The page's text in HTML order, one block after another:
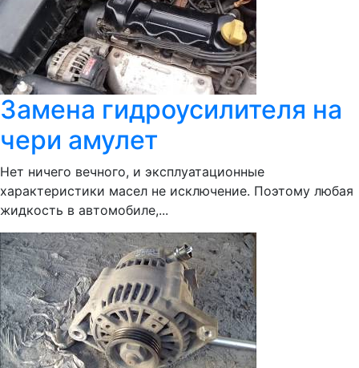
Замена гидроусилителя на
чери амулет
Нет ничего вечного, и эксплуатационные
характеристики масел не исключение. Поэтому любая
жидкость в автомобиле,...